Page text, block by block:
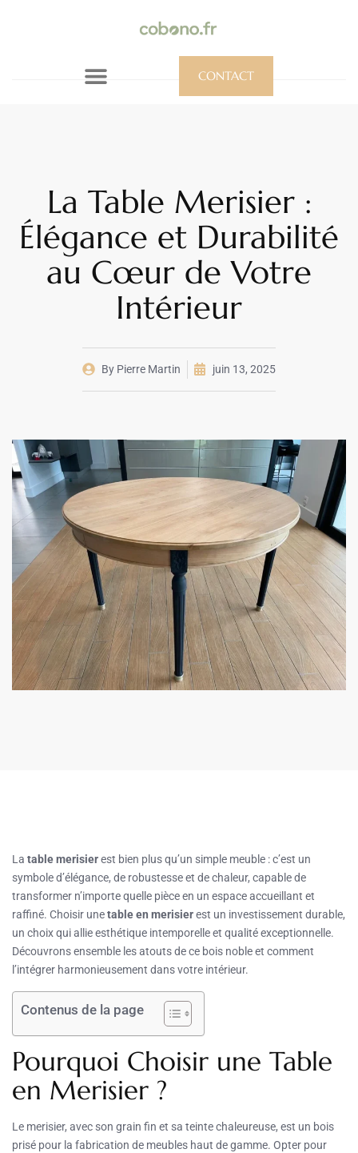
CONTACT
La Table Merisier :
Élégance et Durabilité
au Cœur de Votre
Intérieur
By Pierre Martin juin 13, 2025
La table merisierest bien plus qu’un simple meuble : c’est un
symbole d’élégance, de robustesse et de chaleur, capable de
transformer n’importe quelle pièce en un espace accueillant et
raffiné. Choisir unetable en merisierest un investissement durable,
un choix qui allie esthétique intemporelle et qualité exceptionnelle.
Découvrons ensemble les atouts de ce bois noble et comment
l’intégrer harmonieusement dans votre intérieur.
Contenus de la page
Pourquoi Choisir une Table
en Merisier ?
Le merisier, avec son grain fin et sa teinte chaleureuse, est un bois
prisé pour la fabrication de meubles haut de gamme. Opter pour